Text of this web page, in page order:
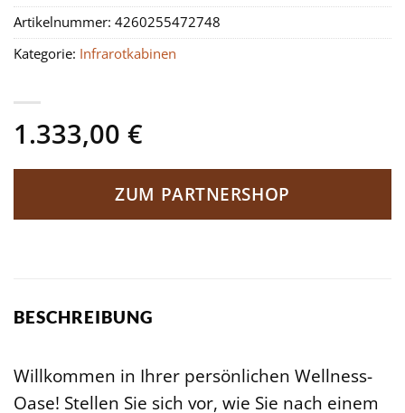
1.333,00 €
ZUM PARTNERSHOP
Artikelnummer: 4260255472748
Kategorie: Infrarotkabinen
BESCHREIBUNG
Willkommen in Ihrer persönlichen Wellness-
Oase! Stellen Sie sich vor, wie Sie nach einem